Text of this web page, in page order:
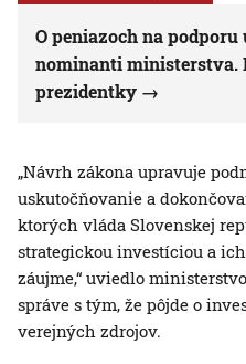
O peniazoch na
nominanti ministerstva.
prezidentky
„Návrh zákona upravuje
uskutočňovanie a
ktorých vláda Slovenskej
strategickou investíciou a
záujme,“ uviedlo
správe s tým, že pôjde o
verejných zdrojov.